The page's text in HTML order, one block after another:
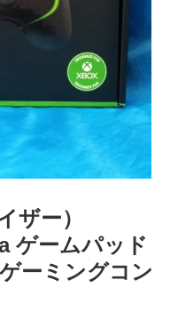
ザー）
ゲームパッド
ーミングコン